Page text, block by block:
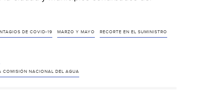
DE COVID-19 MARZO Y MAYO RECORTE EN EL SUMINISTRO
COMISIÓN NACIONAL DEL AGUA